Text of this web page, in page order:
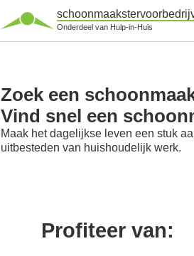
Onderdeel van Hulp-in-Huis
Zoek een
Vind snel een
Maak het dagelijkse leven een stuk
uitbesteden van huishoudelijk werk.
Profiteer van: